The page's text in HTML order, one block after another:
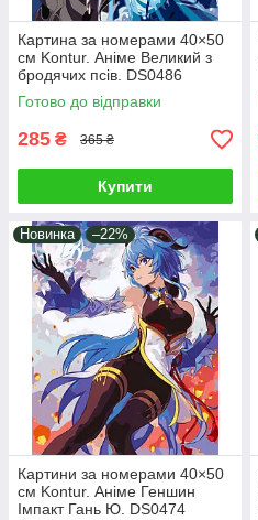
Картина за номерами 40×50
см Kontur. Аніме Великий з
бродячих псів. DS0486
Готово до відправки
285 ₴ 365 ₴
Купити
Новинка –22%
Картини за номерами 40×50
см Kontur. Аніме Геншин
Імпакт Гань Ю. DS0474